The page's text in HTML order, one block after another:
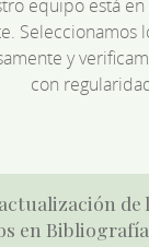
equipo está
Seleccionamos
y
con
de
en